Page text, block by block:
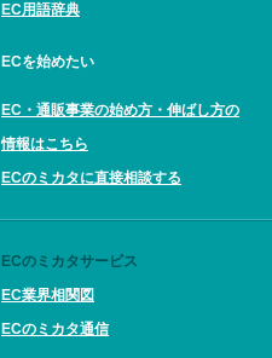
EC用語辞典
ECを始めたい
EC・通販事業の始め方・伸ばし方の
情報はこちら
ECのミカタに直接相談する
ECのミカタサービス
EC業界相関図
ECのミカタ通信